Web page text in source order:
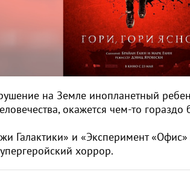
на Земле инопланетный
окажется чем-то
Галактики» и «Эксперимент
хоррор.